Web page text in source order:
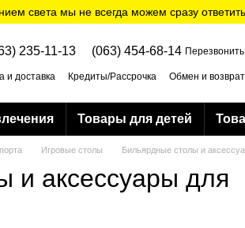
света мы не всегда можем сразу
235-11-13 (063) 454-68-14
и доставка Кредиты/Рассрочка Обмен и возврат
Товары для детей
Игровые столы Бильярдные столы и
и аксессуары для